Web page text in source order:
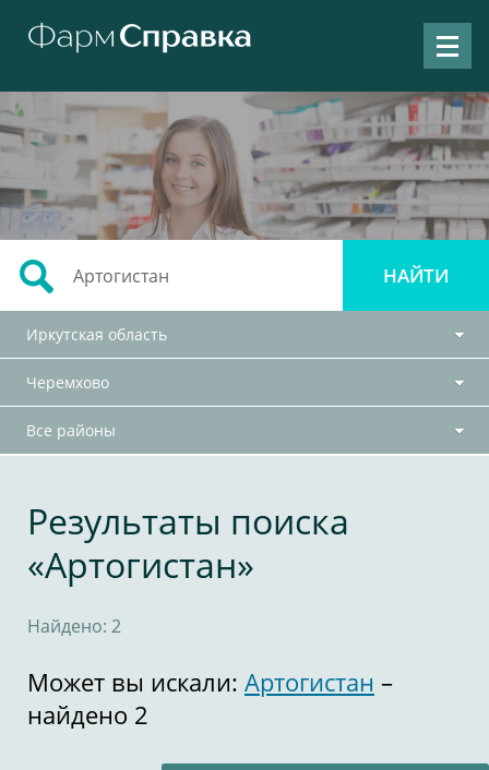
Иркутская область
Черемхово
Все районы
Результаты поиска
«Артогистан»
Найдено: 2
Может вы искали: Артогистан –
найдено 2